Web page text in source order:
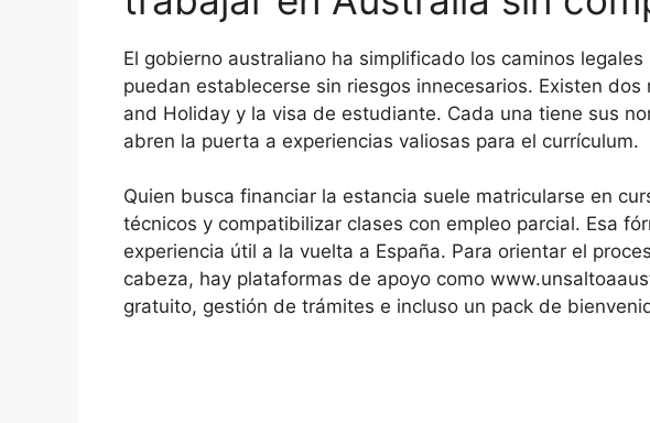
El gobierno australiano ha simplificado los caminos
puedan establecerse sin riesgos innecesarios. Existen dos
and Holiday y la visa de estudiante. Cada una tiene sus
abren la puerta a experiencias valiosas para el currículum.
Quien busca financiar la estancia suele matricularse en
técnicos y compatibilizar clases con empleo parcial. Esa
experiencia útil a la vuelta a España. Para orientar el
cabeza, hay plataformas de apoyo como
gratuito, gestión de trámites e incluso un pack de